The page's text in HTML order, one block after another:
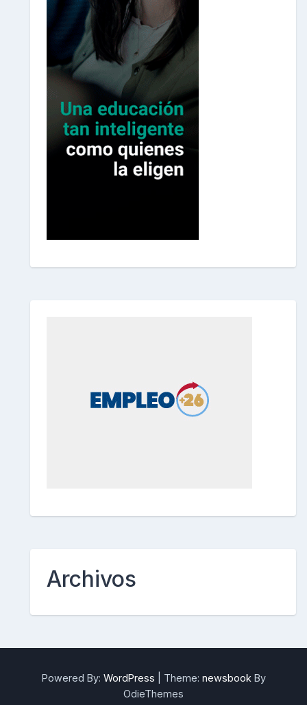
Archivos
Powered By: WordPress Theme: newsbook By
OdieThemes